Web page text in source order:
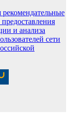
и анализа
сети